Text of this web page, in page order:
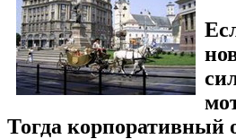
Тогда корпоративный